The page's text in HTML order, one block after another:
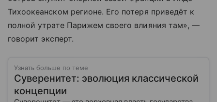
Тихоокеанском регионе. Его потеря приведёт к
полной утрате Парижем своего влияния там», —
говорит эксперт.
Узнать больше по теме
Суверенитет: эволюция классической
концепции